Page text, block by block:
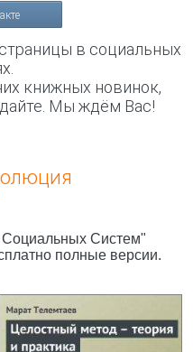
в социальных
книжных новинок,
Мы ждём Вас!
Систем"
полные версии.